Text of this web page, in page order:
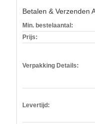
Betalen & Verzenden
Min. bestelaantal:
Prijs:
Verpakking Details:
Levertijd: